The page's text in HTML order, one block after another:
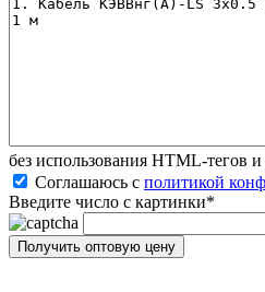
без иcпользования HTML-тегов
Соглашаюсь с политикой
Введите число с картинки*